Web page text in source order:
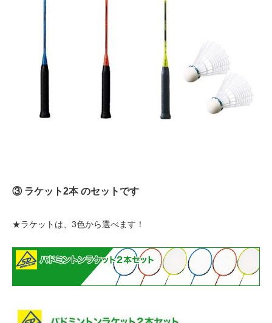
③ ラケット2本 のセットです
★ラケットは、3色から選べます！